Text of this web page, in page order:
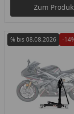
Zum
% bis 08.08.2026 -